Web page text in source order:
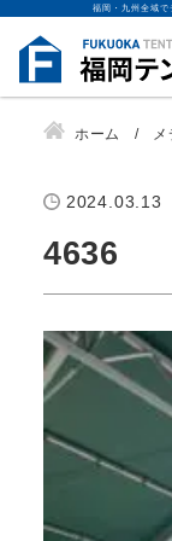
福岡・九州全域で
ホーム メ
2024.03.13
4636